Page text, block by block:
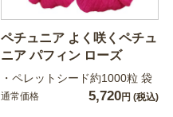
ペチュニア よく咲くペチュ
ニア パフィン ローズ
・ペレットシード約1000粒 袋
通常価格 5,720円 (税込)